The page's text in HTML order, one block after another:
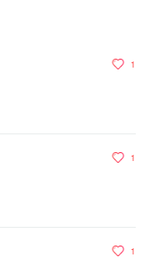
1
1
1